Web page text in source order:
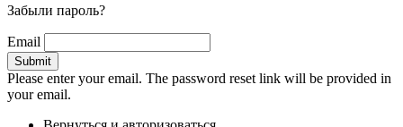
Забыли пароль?
Email
Please enter your email. The password reset link will be provided in
your email.